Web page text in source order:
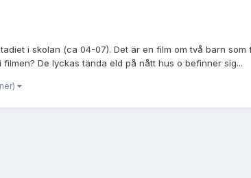
i skolan (ca 04-07). Det är en film om två barn
De lyckas tända eld på nått hus o befinner sig...